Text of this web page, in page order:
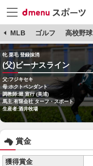
MLB ゴルフ 高校野球
牝 栗毛 登録抹消
(父)ビーナスライン
父:フジキセキ
母:ホクトペンダント
調教師:堀 宣行 (美浦)
馬主:有限会社 ターフ・スポート
生産者:酒井牧場
賞金
獲得賞金